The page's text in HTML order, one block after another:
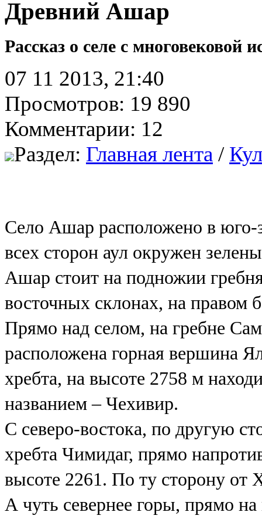
Древний Ашар
Рассказ о селе с многовековой
07 11 2013, 21:40
Просмотров: 19 890
Комментарии: 12
Раздел: Главная лента /
Село Ашар расположено в юго-
всех сторон аул окружен
Ашар стоит на подножии
восточных склонах, на правом
Прямо над селом, на гребне
расположена горная вершина
хребта, на высоте 2758 м
названием – Чехивир.
С северо-востока, по другую
хребта Чимидаг, прямо
высоте 2261. По ту сторону от
А чуть севернее горы, прямо